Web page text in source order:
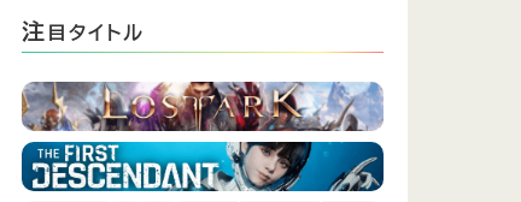
注 目タイトル